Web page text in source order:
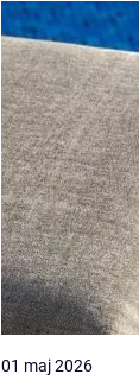
01 maj 2026